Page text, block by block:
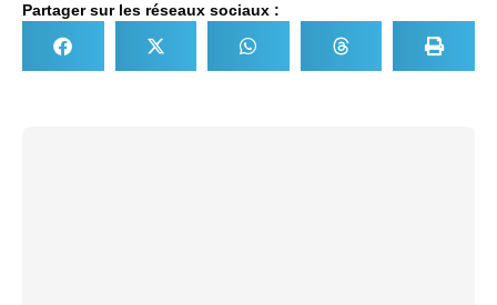
Partager sur les réseaux sociaux :